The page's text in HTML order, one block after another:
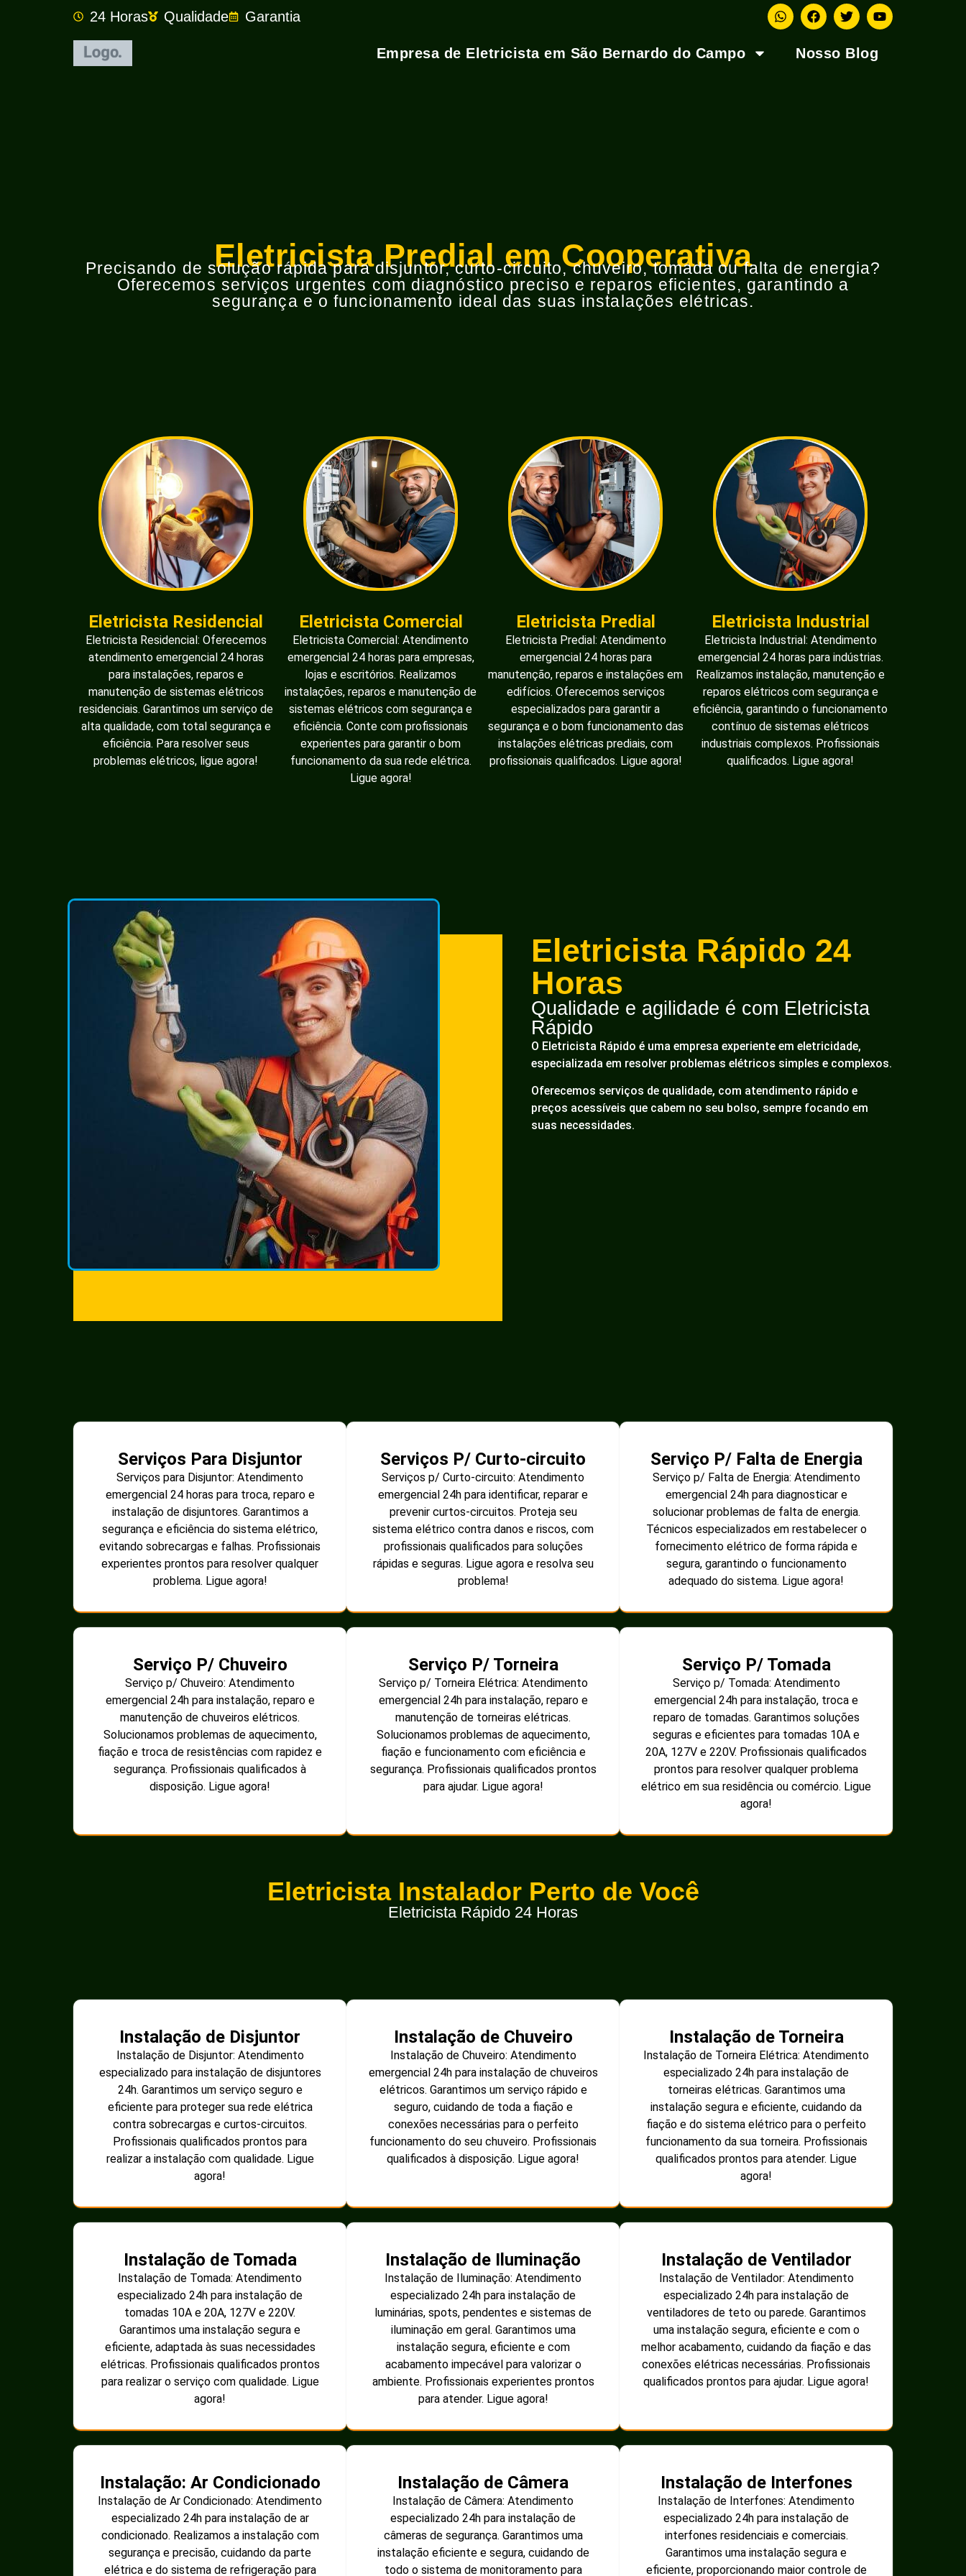
24 Horas Qualidade Garantia
Empresa de Eletricista em São Bernardo do Campo Nosso Blog
Eletricista Predial em Cooperativa
Precisando de solução rápida para disjuntor, curto-circuito, chuveiro, tomada ou falta de energia?
Oferecemos serviços urgentes com diagnóstico preciso e reparos eficientes, garantindo a
segurança e o funcionamento ideal das suas instalações elétricas.
Eletricista Residencial
Eletricista Residencial: Oferecemos
atendimento emergencial 24 horas
para instalações, reparos e
manutenção de sistemas elétricos
residenciais. Garantimos um serviço de
alta qualidade, com total segurança e
eficiência. Para resolver seus
problemas elétricos, ligue agora!
Eletricista Comercial
Eletricista Comercial: Atendimento
emergencial 24 horas para empresas,
lojas e escritórios. Realizamos
instalações, reparos e manutenção de
sistemas elétricos com segurança e
eficiência. Conte com profissionais
experientes para garantir o bom
funcionamento da sua rede elétrica.
Ligue agora!
Eletricista Predial
Eletricista Predial: Atendimento
emergencial 24 horas para
manutenção, reparos e instalações em
edifícios. Oferecemos serviços
especializados para garantir a
segurança e o bom funcionamento das
instalações elétricas prediais, com
profissionais qualificados. Ligue agora!
Eletricista Industrial
Eletricista Industrial: Atendimento
emergencial 24 horas para indústrias.
Realizamos instalação, manutenção e
reparos elétricos com segurança e
eficiência, garantindo o funcionamento
contínuo de sistemas elétricos
industriais complexos. Profissionais
qualificados. Ligue agora!
Eletricista Rápido 24
Horas
Qualidade e agilidade é com Eletricista
Rápido
O Eletricista Rápido é uma empresa experiente em eletricidade,
especializada em resolver problemas elétricos simples e complexos.
Oferecemos serviços de qualidade, com atendimento rápido e
preços acessíveis que cabem no seu bolso, sempre focando em
suas necessidades.
Serviços Para Disjuntor
Serviços para Disjuntor: Atendimento
emergencial 24 horas para troca, reparo e
instalação de disjuntores. Garantimos a
segurança e eficiência do sistema elétrico,
evitando sobrecargas e falhas. Profissionais
experientes prontos para resolver qualquer
problema. Ligue agora!
Serviços P/ Curto-circuito
Serviços p/ Curto-circuito: Atendimento
emergencial 24h para identificar, reparar e
prevenir curtos-circuitos. Proteja seu
sistema elétrico contra danos e riscos, com
profissionais qualificados para soluções
rápidas e seguras. Ligue agora e resolva seu
problema!
Serviço P/ Falta de Energia
Serviço p/ Falta de Energia: Atendimento
emergencial 24h para diagnosticar e
solucionar problemas de falta de energia.
Técnicos especializados em restabelecer o
fornecimento elétrico de forma rápida e
segura, garantindo o funcionamento
adequado do sistema. Ligue agora!
Serviço P/ Chuveiro
Serviço p/ Chuveiro: Atendimento
emergencial 24h para instalação, reparo e
manutenção de chuveiros elétricos.
Solucionamos problemas de aquecimento,
fiação e troca de resistências com rapidez e
segurança. Profissionais qualificados à
disposição. Ligue agora!
Serviço P/ Torneira
Serviço p/ Torneira Elétrica: Atendimento
emergencial 24h para instalação, reparo e
manutenção de torneiras elétricas.
Solucionamos problemas de aquecimento,
fiação e funcionamento com eficiência e
segurança. Profissionais qualificados prontos
para ajudar. Ligue agora!
Serviço P/ Tomada
Serviço p/ Tomada: Atendimento
emergencial 24h para instalação, troca e
reparo de tomadas. Garantimos soluções
seguras e eficientes para tomadas 10A e
20A, 127V e 220V. Profissionais qualificados
prontos para resolver qualquer problema
elétrico em sua residência ou comércio. Ligue
agora!
Eletricista Instalador Perto de Você
Eletricista Rápido 24 Horas
Instalação de Disjuntor
Instalação de Disjuntor: Atendimento
especializado para instalação de disjuntores
24h. Garantimos um serviço seguro e
eficiente para proteger sua rede elétrica
contra sobrecargas e curtos-circuitos.
Profissionais qualificados prontos para
realizar a instalação com qualidade. Ligue
agora!
Instalação de Chuveiro
Instalação de Chuveiro: Atendimento
emergencial 24h para instalação de chuveiros
elétricos. Garantimos um serviço rápido e
seguro, cuidando de toda a fiação e
conexões necessárias para o perfeito
funcionamento do seu chuveiro. Profissionais
qualificados à disposição. Ligue agora!
Instalação de Torneira
Instalação de Torneira Elétrica: Atendimento
especializado 24h para instalação de
torneiras elétricas. Garantimos uma
instalação segura e eficiente, cuidando da
fiação e do sistema elétrico para o perfeito
funcionamento da sua torneira. Profissionais
qualificados prontos para atender. Ligue
agora!
Instalação de Tomada
Instalação de Tomada: Atendimento
especializado 24h para instalação de
tomadas 10A e 20A, 127V e 220V.
Garantimos uma instalação segura e
eficiente, adaptada às suas necessidades
elétricas. Profissionais qualificados prontos
para realizar o serviço com qualidade. Ligue
agora!
Instalação de Iluminação
Instalação de Iluminação: Atendimento
especializado 24h para instalação de
luminárias, spots, pendentes e sistemas de
iluminação em geral. Garantimos uma
instalação segura, eficiente e com
acabamento impecável para valorizar o
ambiente. Profissionais experientes prontos
para atender. Ligue agora!
Instalação de Ventilador
Instalação de Ventilador: Atendimento
especializado 24h para instalação de
ventiladores de teto ou parede. Garantimos
uma instalação segura, eficiente e com o
melhor acabamento, cuidando da fiação e das
conexões elétricas necessárias. Profissionais
qualificados prontos para ajudar. Ligue agora!
Instalação: Ar Condicionado
Instalação de Ar Condicionado: Atendimento
especializado 24h para instalação de ar
condicionado. Realizamos a instalação com
segurança e precisão, cuidando da parte
elétrica e do sistema de refrigeração para
Instalação de Câmera
Instalação de Câmera: Atendimento
especializado 24h para instalação de
câmeras de segurança. Garantimos uma
instalação eficiente e segura, cuidando de
todo o sistema de monitoramento para
Instalação de Interfones
Instalação de Interfones: Atendimento
especializado 24h para instalação de
interfones residenciais e comerciais.
Garantimos uma instalação segura e
eficiente, proporcionando maior controle de